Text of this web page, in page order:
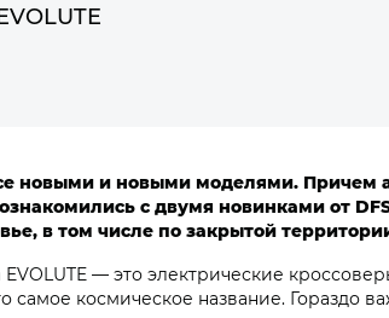
новыми и новыми моделями. Причем
с двумя новинками от
в том числе по закрытой
— это электрические
космическое название. Гораздо